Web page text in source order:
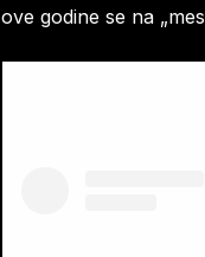
ove godine se na